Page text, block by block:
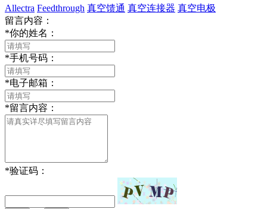
Allectra Feedthrough 真空馈通 真空连接器 真空电极
留言内容：
*你的姓名：
*手机号码：
*电子邮箱：
*留言内容：
*验证码：